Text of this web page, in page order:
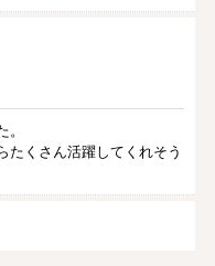
たくさん活躍してくれそう